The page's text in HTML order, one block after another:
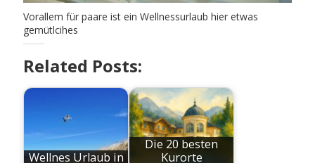
Vorallem für paare ist ein Wellnessurlaub hier etwas
gemütlcihes
Related Posts:
Wellnes Urlaub in
Die 20 besten
Kurorte